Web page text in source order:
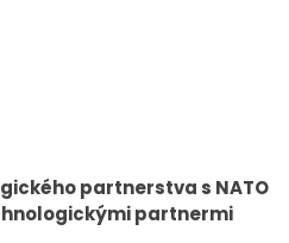
partnerstva s NATO
partnermi